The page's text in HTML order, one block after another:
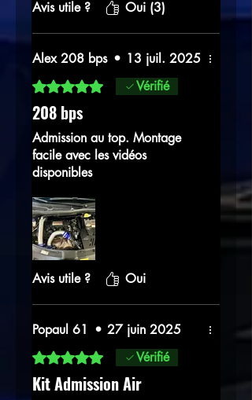
Avis utile ? Oui (3)
Alex 208 bps • 13 juil. 2025
Noté 5 sur 5. Vérifié
208 bps
Admission au top. Montage
facile avec les vidéos
disponibles
Avis utile ? Oui
Popaul 61 • 27 juin 2025
Noté 5 sur 5. Vérifié
Kit Admission Air